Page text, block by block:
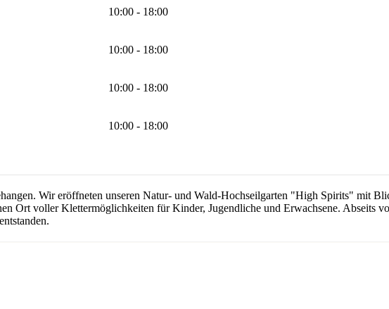
10:00 - 18:00
10:00 - 18:00
10:00 - 18:00
10:00 - 18:00
Wir eröffneten unseren Natur- und Wald-Hochseilgarten "High Spirits" mit
Ort voller Klettermöglichkeiten für Kinder, Jugendliche und Erwachsene. Abseits